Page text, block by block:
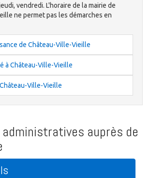
vendredi. L'horaire de la mairie de
ne permet pas les démarches en
de Château-Ville-Vieille
à Château-Ville-Vieille
Ville-Vieille
auprès de